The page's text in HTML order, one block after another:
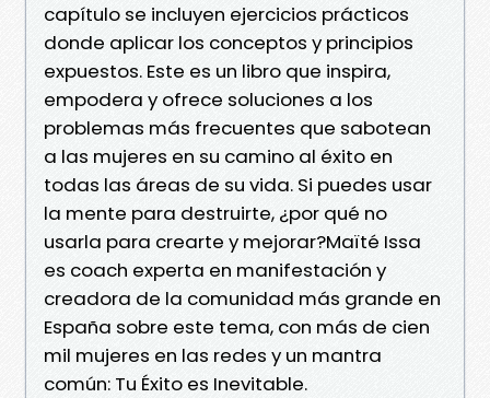
capítulo se incluyen ejercicios prácticos
donde aplicar los conceptos y principios
expuestos. Este es un libro que inspira,
empodera y ofrece soluciones a los
problemas más frecuentes que sabotean
a las mujeres en su camino al éxito en
todas las áreas de su vida. Si puedes usar
la mente para destruirte, ¿por qué no
usarla para crearte y mejorar?Maïté Issa
es coach experta en manifestación y
creadora de la comunidad más grande en
España sobre este tema, con más de cien
mil mujeres en las redes y un mantra
común: Tu Éxito es Inevitable.